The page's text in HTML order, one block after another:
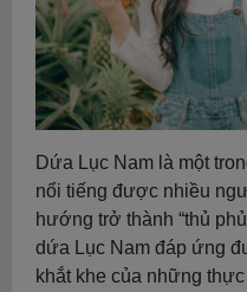
Dứa Lục Nam là một
nổi tiếng được nhiều
hướng trở thành “thủ
dứa Lục Nam đáp ứng
khắt khe của những